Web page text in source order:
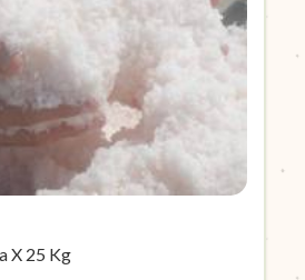
X 25 Kg